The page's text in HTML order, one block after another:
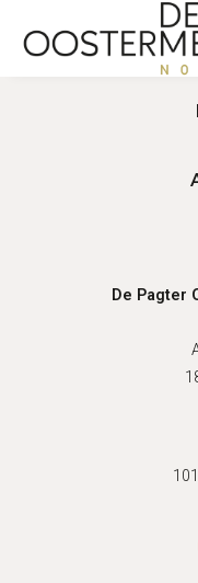
De Pagter